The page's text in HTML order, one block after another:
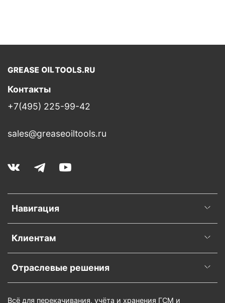
Навигация
Клиентам
Отраслевые решения
Контакты
+7(495) 225-99-42
sales@greaseoiltools.ru
Всё для перекачивания, учёта и хранения ГСМ и